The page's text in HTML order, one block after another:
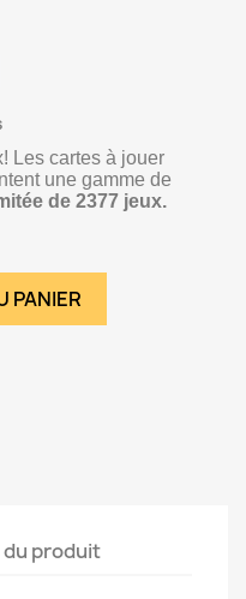
Les cartes à jouer
une gamme de
de 2377 jeux.
PANIER
du produit